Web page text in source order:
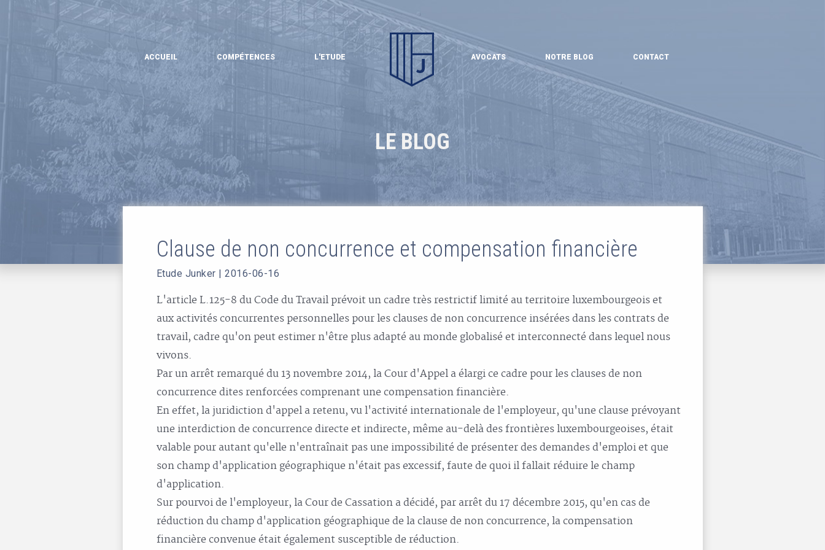
ACCUEIL COMPÉTENCES L'ETUDE AVOCATS NOTRE BLOG CONTACT
LE BLOG
Clause de non concurrence et compensation financière
Etude Junker | 2016-06-16
L'article L.125-8 du Code du Travail prévoit un cadre très restrictif limité au territoire luxembourgeois et
aux activités concurrentes personnelles pour les clauses de non concurrence insérées dans les contrats de
travail, cadre qu'on peut estimer n'être plus adapté au monde globalisé et interconnecté dans lequel nous
vivons.
Par un arrêt remarqué du 13 novembre 2014, la Cour d'Appel a élargi ce cadre pour les clauses de non
concurrence dites renforcées comprenant une compensation financière.
En effet, la juridiction d'appel a retenu, vu l'activité internationale de l'employeur, qu'une clause prévoyant
une interdiction de concurrence directe et indirecte, même au-delà des frontières luxembourgeoises, était
valable pour autant qu'elle n'entraînait pas une impossibilité de présenter des demandes d'emploi et que
son champ d'application géographique n'était pas excessif, faute de quoi il fallait réduire le champ
d'application.
Sur pourvoi de l'employeur, la Cour de Cassation a décidé, par arrêt du 17 décembre 2015, qu'en cas de
réduction du champ d'application géographique de la clause de non concurrence, la compensation
financière convenue était également susceptible de réduction.